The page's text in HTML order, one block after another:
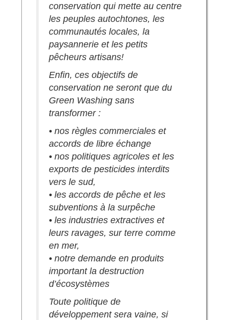
conservation qui mette au centre
les peuples autochtones, les
communautés locales, la
paysannerie et les petits
pêcheurs artisans!
Enfin, ces objectifs de
conservation ne seront que du
Green Washing sans
transformer :
• nos règles commerciales et
accords de libre échange
• nos politiques agricoles et les
exports de pesticides interdits
vers le sud,
• les accords de pêche et les
subventions à la surpêche
• les industries extractives et
leurs ravages, sur terre comme
en mer,
• notre demande en produits
important la destruction
d’écosystèmes
Toute politique de
développement sera vaine, si